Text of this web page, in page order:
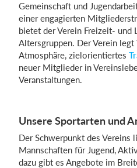
Was kostet es?
Deutsch
Gemeinschaft und
einer engagierten
bietet der Verein Freizeit- und
Altersgruppen. Der Verein
Atmosphäre, zielorientiertes
neuer Mitglieder in
Veranstaltungen.
Unsere Sportarten und
Der Schwerpunkt des Vereins
Mannschaften für Jugend,
dazu gibt es Angebote im